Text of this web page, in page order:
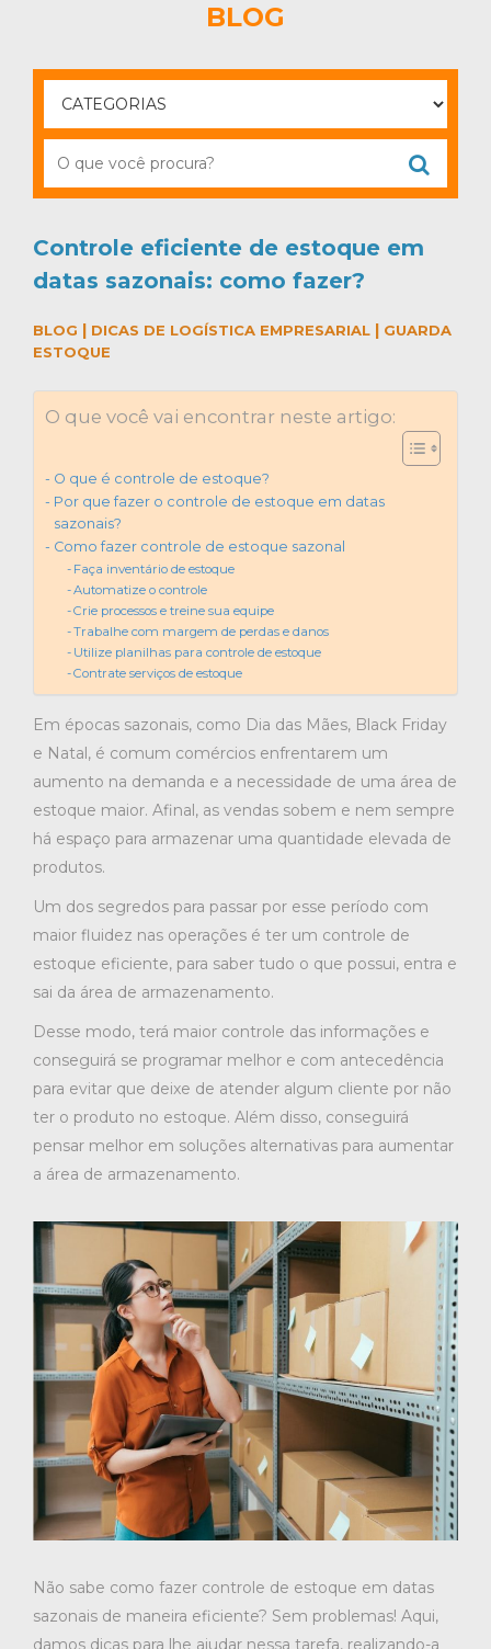
BLOG
Controle eficiente de estoque em
datas sazonais: como fazer?
BLOG | DICAS DE LOGÍSTICA EMPRESARIAL | GUARDA
ESTOQUE
O que você vai encontrar neste artigo:
O que é controle de estoque?
Por que fazer o controle de estoque em datas
sazonais?
Como fazer controle de estoque sazonal
Faça inventário de estoque
Automatize o controle
Crie processos e treine sua equipe
Trabalhe com margem de perdas e danos
Utilize planilhas para controle de estoque
Contrate serviços de estoque
Em épocas sazonais, como Dia das Mães, Black Friday
e Natal, é comum comércios enfrentarem um
aumento na demanda e a necessidade de uma área de
estoque maior. Afinal, as vendas sobem e nem sempre
há espaço para armazenar uma quantidade elevada de
produtos.
Um dos segredos para passar por esse período com
maior fluidez nas operações é ter um controle de
estoque eficiente, para saber tudo o que possui, entra e
sai da área de armazenamento.
Desse modo, terá maior controle das informações e
conseguirá se programar melhor e com antecedência
para evitar que deixe de atender algum cliente por não
ter o produto no estoque. Além disso, conseguirá
pensar melhor em soluções alternativas para aumentar
a área de armazenamento.
Não sabe como fazer controle de estoque em datas
sazonais de maneira eficiente? Sem problemas! Aqui,
damos dicas para lhe ajudar nessa tarefa, realizando-a